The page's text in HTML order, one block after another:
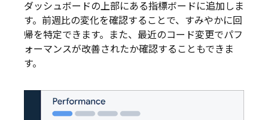
ダッシュボードの上部にある指標ボードに追加しま
す。前週比の変化を確認することで、すみやかに回
帰を特定できます。また、最近のコード変更でパフ
ォーマンスが改善されたか確認することもできま
す。